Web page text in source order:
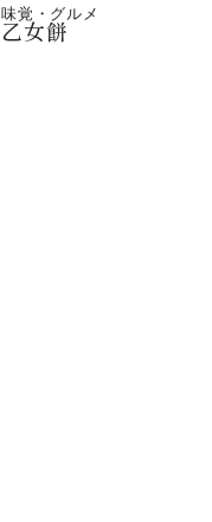
味覚・グルメ
乙女餅